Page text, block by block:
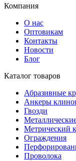
Компания
О нас
Оптовикам
Контакты
Новости
Блог
Каталог товаров
Абразивные
Анкеры
Гвозди
Метрический
Ограждения
Проволока